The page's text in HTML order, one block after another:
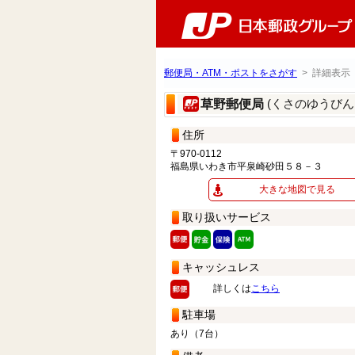
郵便局・ATM・ポストをさがす > 詳細表示
草野郵便局 (くさのゆうび
住所
〒970-0112
福島県いわき市平泉崎砂田５８－３
大きな地図で見る
取り扱いサービス
キャッシュレス
詳しくはこちら
駐車場
あり（7台）